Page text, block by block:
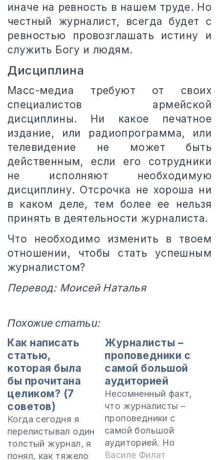
иначе на ревность в нашем труде. Но
честный журналист, всегда будет с
ревностью провозглашать истину и
служить Богу и людям.
Дисциплина
Масс-медиа требуют от своих
специалистов армейской
дисциплины. Ни какое печатное
издание, или радиопрограмма, или
телевидение не может быть
действенным, если его сотрудники
не исполняют необходимую
дисциплину. Отсрочка не хороша ни
в каком деле, тем более ее нельзя
принять в деятельности журналиста.
Что необходимо изменить в твоем
отношении, чтобы стать успешным
журналистом?
Перевод: Моисей Наталья
Похожие статьи:
Как написать
статью,
которая была
бы прочитана
целиком? (7
советов)
Когда сегодня я
перелистывал один
толстый журнал, я
понял, как тяжело
Журналисты –
проповедники с
самой большой
аудиторией
Несомненный факт,
что журналисты –
проповедники с
самой большой
аудиторией. Но
вот что
Василе Филат